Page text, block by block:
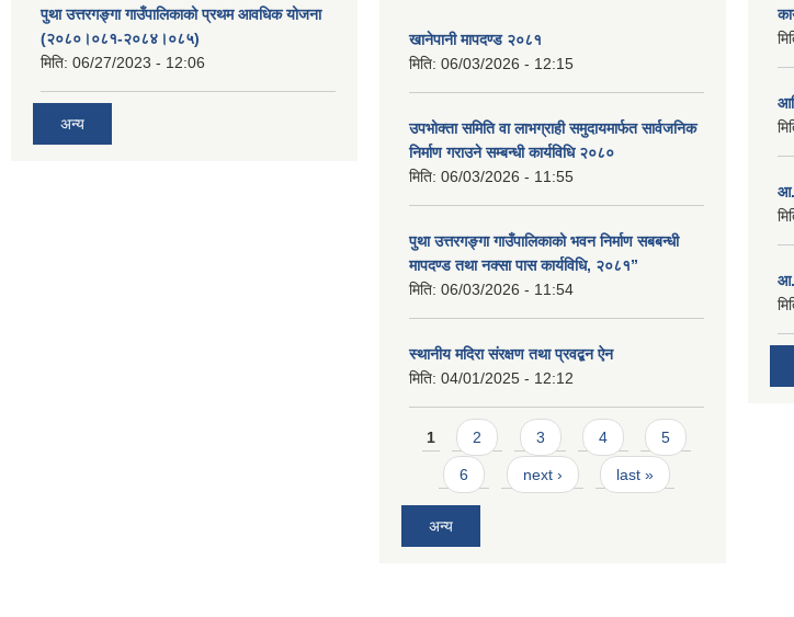
पुथा उत्तरगङ्गा गाउँपालिकाको प्रथम आवधिक योजना
(२०८०।०८१-२०८४।०८५)
मिति: 06/27/2023 - 12:06
अन्य
खानेपानी मापदण्ड २०८१
मिति: 06/03/2026 - 12:15
उपभोक्ता समिति वा लाभग्राही समुदायमार्फत सार्वजनिक
निर्माण गराउने सम्बन्धी कार्यविधि २०८०
मिति: 06/03/2026 - 11:55
पुथा उत्तरगङ्गा गाउँपालिकाको भवन निर्माण सबबन्धी
मापदण्ड तथा नक्सा पास कार्यविधि, २०८१”
मिति: 06/03/2026 - 11:54
स्थानीय मदिरा संरक्षण तथा प्रवद्बन ऐन
मिति: 04/01/2025 - 12:12
Pages
1 2 3 4 5
6 next › last »
अन्य